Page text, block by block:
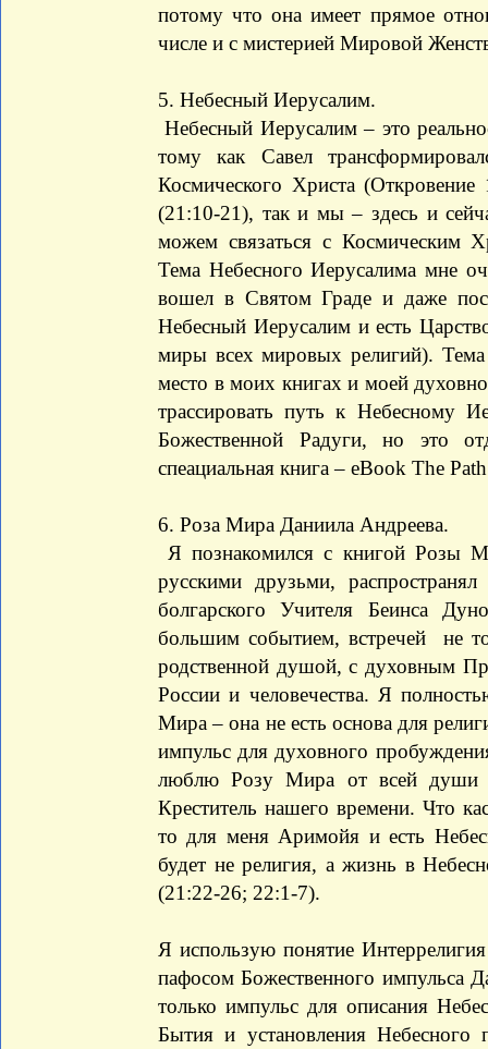
потому что она имеет прямое
числе и с мистерией Мировой
5. Небесный Иерусалим.
Небесный Иерусалим – это
тому как Савел
Космического Христа
(21:10-21), так и мы – здесь и
можем связаться с Космическим
Тема Небесного Иерусалима мне
вошел в Святом Граде и даже
Небесный Иерусалим и есть
миры всех мировых религий).
место в моих книгах и моей
трассировать путь к Небесному
Божественной Радуги, но это
спеациальная книга – eBook The
6. Роза Мира Даниила Андреева.
Я познакомился с книгой Розы
русскими друзьми,
болгарского Учителя Беинса
большим событием, встречей не
родственной душой, с духовным
России и человечества. Я
Мира – она не есть основа для
импульс для духовного
люблю Розу Мира от всей души
Креститель нашего времени. Что
то для меня Аримойя и есть
будет не религия, а жизнь в
(21:22-26; 22:1-7).
Я использую понятие
пафосом Божественного импульса
только импульс для описания
Бытия и установления